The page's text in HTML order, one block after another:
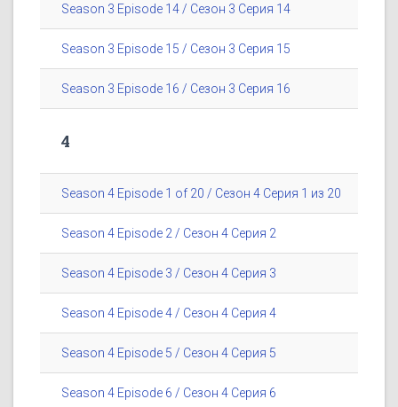
Season 3 Episode 14 / Сезон 3 Серия 14
Season 3 Episode 15 / Сезон 3 Серия 15
Season 3 Episode 16 / Сезон 3 Серия 16
4
Season 4 Episode 1 of 20 / Сезон 4 Серия 1 из 20
Season 4 Episode 2 / Сезон 4 Серия 2
Season 4 Episode 3 / Сезон 4 Серия 3
Season 4 Episode 4 / Сезон 4 Серия 4
Season 4 Episode 5 / Сезон 4 Серия 5
Season 4 Episode 6 / Сезон 4 Серия 6